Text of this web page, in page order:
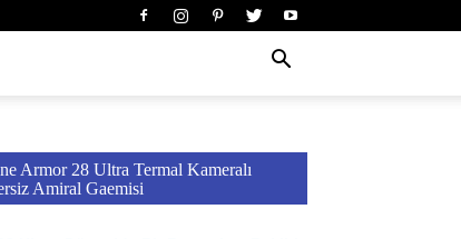
Armor 28 Ultra Termal Kameralı
Amiral Gaemisi